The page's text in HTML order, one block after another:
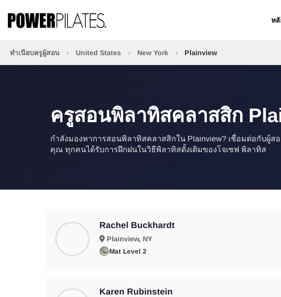
ห
ทำเนียบครูผู้สอน › United States › New York › Plainview
ครูสอนพิลาทิสคลาสสิก
กำลังมองหาการสอนพิลาทิสคลาสสิกใน Plainview? เชื่อมต่อกับผู้ส
คุณ ทุกคนได้รับการฝึกฝนในวิธีพิลาทิสดั้งเดิมของโจเซฟ พิลาทิส
Rachel Buckhardt
Plainview, NY
Mat Level 2
Karen Rubinstein